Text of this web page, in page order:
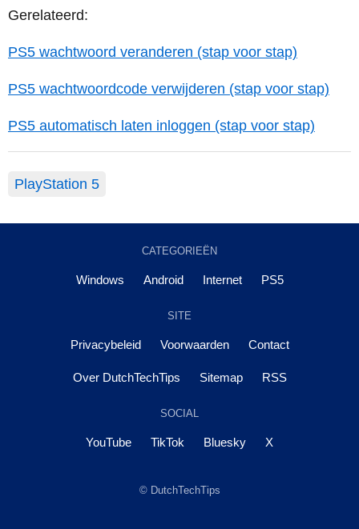
Gerelateerd:
PS5 wachtwoord veranderen (stap voor stap)
PS5 wachtwoordcode verwijderen (stap voor stap)
PS5 automatisch laten inloggen (stap voor stap)
PlayStation 5
CATEGORIEËN
Windows Android Internet PS5
SITE
Privacybeleid Voorwaarden Contact
Over DutchTechTips Sitemap RSS
SOCIAL
YouTube TikTok Bluesky X
© DutchTechTips